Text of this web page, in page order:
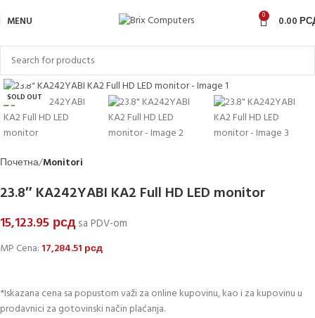
MENU 0 0.00
SOLD OUT
Click to enlarge
Почетна Monitori
23.8″ KA242YABI KA2 Full HD LED monitor
15,123.95 рсд sa PDV-om
MP Cena: 17,284.51 рсд
*Iskazana cena sa popustom važi za online kupovinu, kao i za kupovinu u
prodavnici za gotovinski način plaćanja.